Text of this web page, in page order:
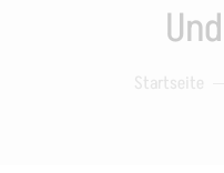
Startseite